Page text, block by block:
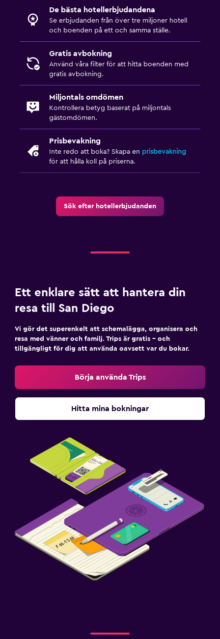
Träningslokal
De bästa hotellerbjudandena
Se erbjudanden från över tre miljoner hotell
och boenden på ett och samma ställe.
Gratis avbokning
Använd våra filter för att hitta boenden med
gratis avbokning.
Miljontals omdömen
Kontrollera betyg baserat på miljontals
gästomdömen.
Prisbevakning
Inte redo att boka? Skapa en prisbevakning
för att hålla koll på priserna.
Sök efter hotellerbjudanden
Ett enklare sätt att hantera din
resa till San Diego
Vi gör det superenkelt att schemalägga, organisera och
resa med vänner och familj. Trips är gratis – och
tillgängligt för dig att använda oavsett var du bokar.
Börja använda Trips
Hitta mina bokningar